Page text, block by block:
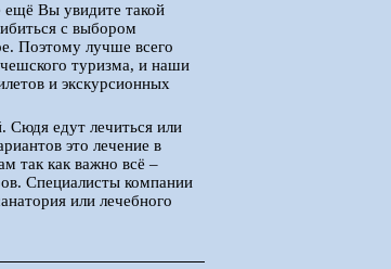
ещё Вы увидите такой
с выбором
Поэтому лучше всего
чешского туризма, и наши
и экскурсионных
Сюдя едут лечиться или
это лечение в
так как важно всё –
Специалисты компании
или лечебного